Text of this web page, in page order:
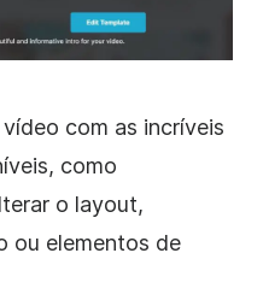
com as incríveis
como
o layout,
ou elementos de